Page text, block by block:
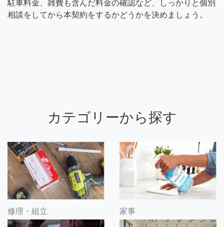
駐車料金、雑費も含んだ料金の確認など、しっかりと個別
相談をしてから本契約をするかどうかを決めましょう。
カテゴリーから探す
修理・組立 家事